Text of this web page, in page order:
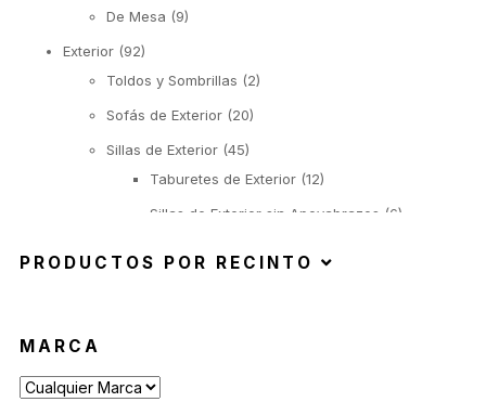
De Mesa (9)
Exterior (92)
Toldos y Sombrillas (2)
Sofás de Exterior (20)
Sillas de Exterior (45)
Taburetes de Exterior (12)
Sillas de Exterior sin Apoyabrazos (6)
Mesas de Exterior
PRODUCTOS POR RECINTO
MARCA